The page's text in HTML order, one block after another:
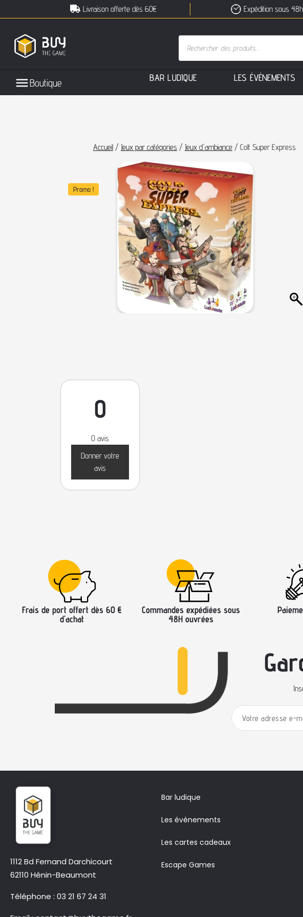
Livraison offerte dès 60€ Expédition sous 48h
Boutique BAR LUDIQUE LES ÉVÉNEMENTS
Accueil / Jeux par catégories / Jeux d'ambiance / Colt Super Express
Promo !
0
0 avis
Donner votre
avis
Frais de port offert dès 60 €
d’achat
Commandes expédiées sous
48H ouvrées
1112 Bd Fernand Darchicourt
62110 Hénin-Beaumont
Téléphone : 03 21 67 24 31
Bar ludique
Les événements
Les cartes cadeaux
Escape Games